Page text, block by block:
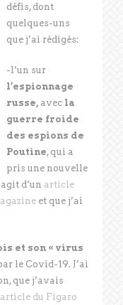
défis, dont
quelques-uns
que j’ai rédigés:
-l’un sur
l’espionnage
russe, avec la
guerre froide
des espions de
Poutine, qui a
pris une nouvelle
d’un article
et que j’ai
et son « virus
le Covid-19. J’ai
que j’avais
article du Figaro